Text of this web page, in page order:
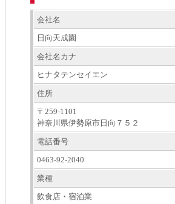
会社名
日向天成園
会社名カナ
ヒナタテンセイエン
住所
〒259-1101
神奈川県伊勢原市日向７５２
電話番号
0463-92-2040
業種
飲食店・宿泊業